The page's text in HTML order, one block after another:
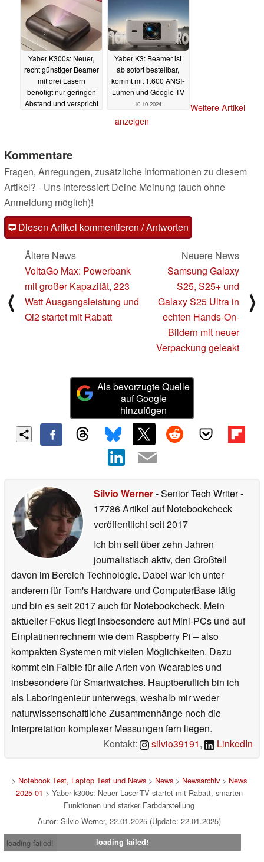
Yaber K300s: Neuer,
recht günstiger Beamer
mit drei Lasern
benötigt nur geringen
Abstand und verspricht
Yaber K3: Beamer ist
ab sofort bestellbar,
kommt mit 1.600 ANSI-
Lumen und Google TV
10.10.2024
Weitere Artikel
anzeigen
Kommentare
Fragen, Anregungen, zusätzliche Informationen zu diesem
Artikel? - Uns interessiert Deine Meinung (auch ohne
Anmeldung möglich)!
Diesen Artikel kommentieren / Antworten
⟨
Ältere News
VoltaGo Max: Powerbank
mit großer Kapazität, 223
Watt Ausgangsleistung und
Qi2 startet mit Rabatt
Neuere News
Samsung Galaxy
S25, S25+ und
Galaxy S25 Ultra in
echten Hands-On-
Bildern mit neuer
Verpackung geleakt
⟩
Als bevorzugte Quelle
auf Google
hinzufügen
Silvio Werner- Senior Tech Writer-
17786 Artikel auf Notebookcheck
veröffentlichtseit 2017
Ich bin seit über zehn Jahren
journalistisch aktiv, den Großteil
davon im Bereich Technologie. Dabei war ich unter
anderem für Tom's Hardware und ComputerBase tätig
und bin es seit 2017 auch für Notebookcheck. Mein
aktueller Fokus liegt insbesondere auf Mini-PCs und auf
Einplatinenrechnern wie dem Raspberry Pi – also
kompakten Systemen mit vielen Möglichkeiten. Dazu
kommt ein Faible für alle Arten von Wearables und
insbesondere für Smartwatches. Hauptberuflich bin ich
als Laboringenieur unterwegs, weshalb mir weder
naturwissenschaftliche Zusammenhänge noch die
Interpretation komplexer Messungen fern liegen.
Kontakt:
silvio39191, LinkedIn
> Notebook Test, Laptop Test und News> News> Newsarchiv> News
2025-01 > Yaber k300s: Neuer Laser-TV startet mit Rabatt, smarten
Funktionen und starker Farbdarstellung
Autor: Silvio Werner, 22.01.2025 (Update: 22.01.2025)
loading failed!
loading failed!